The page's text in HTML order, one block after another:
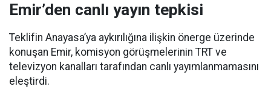
Emir’den canlı yayın tepkisi
Teklifin Anayasa’ya aykırılığına ilişkin önerge üzerinde
konuşan Emir, komisyon görüşmelerinin TRT ve
televizyon kanalları tarafından canlı yayımlanmamasını
eleştirdi.